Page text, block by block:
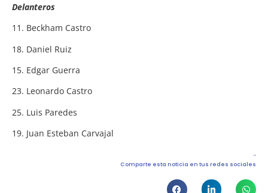
Delanteros
11. Beckham Castro
18. Daniel Ruiz
15. Edgar Guerra
23. Leonardo Castro
25. Luis Paredes
19. Juan Esteban Carvajal
Comparte esta noticia en tus redes sociales